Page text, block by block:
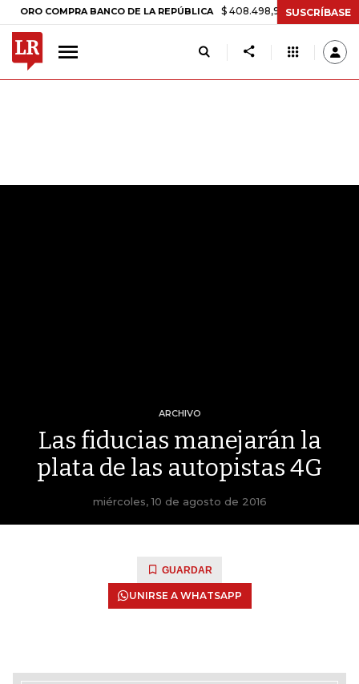
ORO COMPRA BANCO DE LA REPÚBLICA $ 408.498,97 +$ 8.753,81
SUSCRÍBASE
ARCHIVO
Las fiducias manejarán la
plata de las autopistas 4G
miércoles, 10 de agosto de 2016
GUARDAR
UNIRSE A WHATSAPP